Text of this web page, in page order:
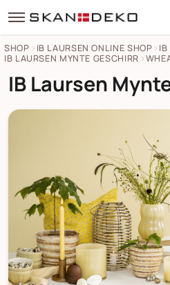
SHOP IB LAURSEN ONLINE SHOP
IB
IB LAURSEN MYNTE GESCHIRR
IB Laursen